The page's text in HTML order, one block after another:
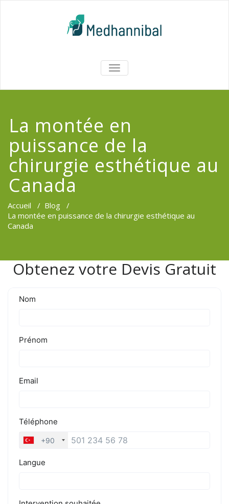
AFFICHER/MASQUER
LA
La montée en
puissance de la
chirurgie esthétique au
Canada
Accueil / Blog /
La montée en puissance de la chirurgie esthétique au
Canada
Obtenez votre Devis Gratuit